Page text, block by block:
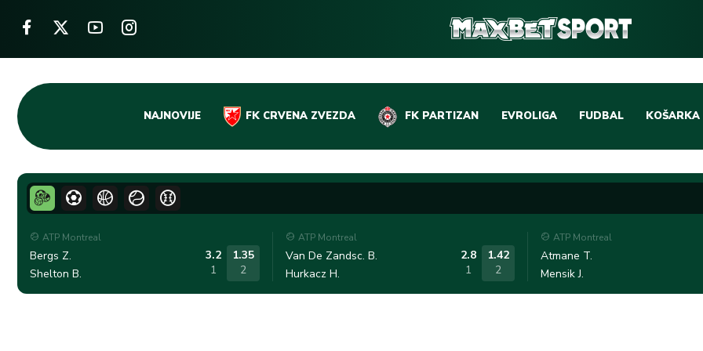
Skip
content
NAJNOVIJE FK CRVENA ZVEZDA FK PARTIZAN EVROLIGA FUDBAL
DOMAĆI FUDBAL
LIGE PETICE
OSTALE LIGE
KOŠARKA
EVROLIGA
ABA LIGA
ATP Montreal
Bergs Z.
Shelton B.
3.2
1
1.35
2
ATP Montreal
Van De Zandsc. B.
Hurkacz H.
2.8
1
1.42
2
ATP Montreal
Atmane T.
Mensik J.